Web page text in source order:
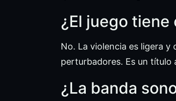
¿El juego
No. La violencia es ligera
perturbadores. Es un título
¿La banda